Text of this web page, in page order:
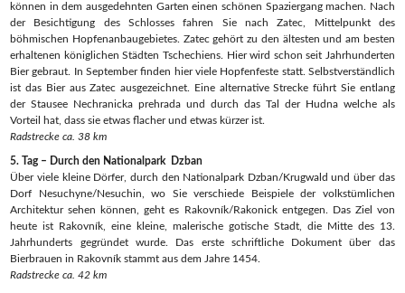
können in dem ausgedehnten Garten einen schönen Spaziergang machen. Nach
der Besichtigung des Schlosses fahren Sie nach Zatec, Mittelpunkt des
böhmischen Hopfenanbaugebietes. Zatec gehört zu den ältesten und am besten
erhaltenen königlichen Städten Tschechiens. Hier wird schon seit Jahrhunderten
Bier gebraut. In September finden hier viele Hopfenfeste statt. Selbstverständlich
ist das Bier aus Zatec ausgezeichnet. Eine alternative Strecke führt Sie entlang
der Stausee Nechranicka prehrada und durch das Tal der Hudna welche als
Vorteil hat, dass sie etwas flacher und etwas kürzer ist.
Radstrecke ca. 38 km
5. Tag – Durch den Nationalpark Dzban
Über viele kleine Dörfer, durch den Nationalpark Dzban/Krugwald und über das
Dorf Nesuchyne/Nesuchin, wo Sie verschiede Beispiele der volkstümlichen
Architektur sehen können, geht es Rakovník/Rakonick entgegen. Das Ziel von
heute ist Rakovník, eine kleine, malerische gotische Stadt, die Mitte des 13.
Jahrhunderts gegründet wurde. Das erste schriftliche Dokument über das
Bierbrauen in Rakovník stammt aus dem Jahre 1454.
Radstrecke ca. 42 km